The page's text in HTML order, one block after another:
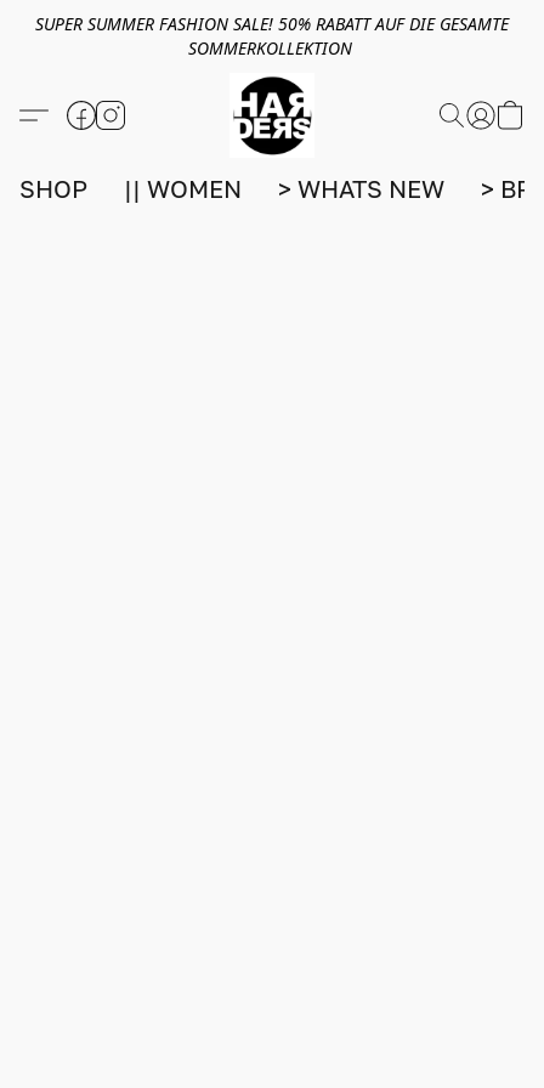
SUPER SUMMER FASHION SALE! 50% RABATT AUF DIE GESAMTE
SOMMERKOLLEKTION
SHOP || WOMEN > WHATS NEW >